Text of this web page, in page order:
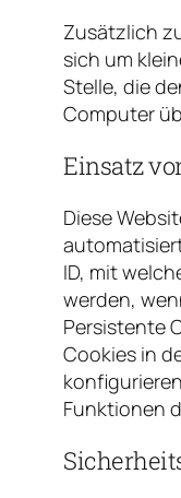
Zusätzlich
sich um
Stelle, die
Computer
Einsatz
Diese
ID, mit
werden,
Persistente
Cookies in
Funktionen